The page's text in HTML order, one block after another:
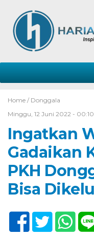
Home / Donggala
Minggu, 12 Juni 2022 -
Ingatkan
Gadaikan
PKH
Bisa